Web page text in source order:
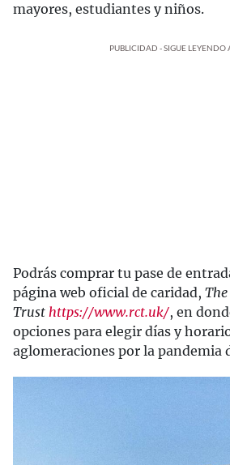
mayores, estudiantes y niños.
PUBLICIDAD - SIGUE LEYENDO
Podrás comprar tu pase de
página web oficial de caridad,
Trust https://www.rct.uk/, en
opciones para elegir días y
aglomeraciones por la pandemia